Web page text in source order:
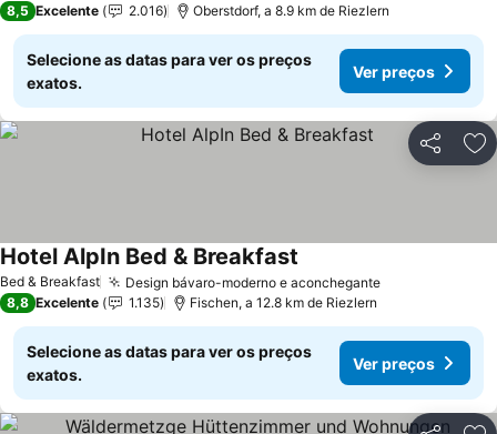
8,5 Excelente 2.016 Oberstdorf, a 8.9 km de Riezlern
Selecione as datas para ver os preços
exatos.
Ver preços
Partilhar
Bed & Breakfast Design bávaro-moderno e aconcheganteVer preços
Hotel AlpIn Bed & Breakfast
8,8 Excelente 1.135 Fischen, a 12.8 km de Riezlern
Selecione as datas para ver os preços
exatos.
Ver preços